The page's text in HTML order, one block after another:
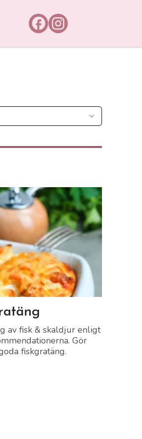
av fisk & skaldjur enligt
Gör
fiskgratäng.